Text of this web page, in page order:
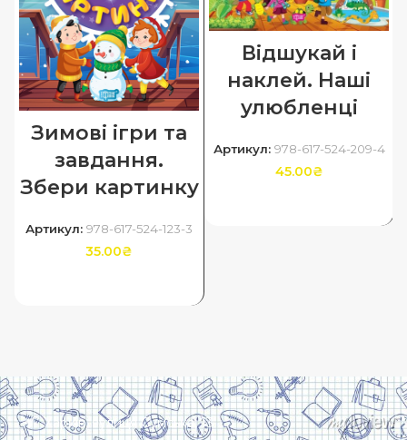
Зимові ігри та
завдання.
Збери картинку
Артикул: 978-617-524-123-3
35.00₴
Відшукай і
наклей. Наші
улюбленці
Артикул: 978-617-524-209-4
45.00₴
Харків, вулиця Сумська, 13